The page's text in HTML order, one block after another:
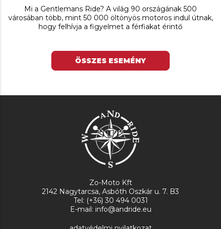
Mi a Gentlemans Ride? A világ 90 országának 500
városában több, mint 50 000 öltönyös motoros indul útnak,
hogy felhívja a figyelmet a férfiakat érintő
ÖSSZES ESEMÉNY
Zo-Moto Kft
2142 Nagytarcsa, Asbóth Oszkár u. 7. B3
Tel: (+36) 30 494 0031
E-mail: info@andride.eu